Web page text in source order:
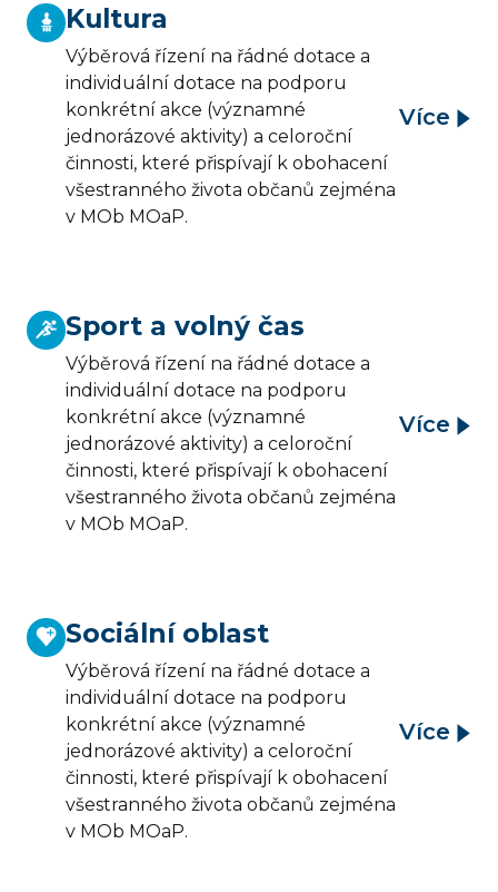
Kultura
Výběrová řízení na řádné dotace a
individuální dotace na podporu
konkrétní akce (významné
jednorázové aktivity) a celoroční
činnosti, které přispívají k obohacení
všestranného života občanů zejména
v MOb MOaP.
Více
Sport a volný čas
Výběrová řízení na řádné dotace a
individuální dotace na podporu
konkrétní akce (významné
jednorázové aktivity) a celoroční
činnosti, které přispívají k obohacení
všestranného života občanů zejména
v MOb MOaP.
Více
Sociální oblast
Výběrová řízení na řádné dotace a
individuální dotace na podporu
konkrétní akce (významné
jednorázové aktivity) a celoroční
činnosti, které přispívají k obohacení
všestranného života občanů zejména
v MOb MOaP.
Více